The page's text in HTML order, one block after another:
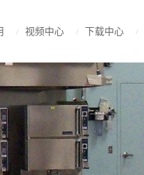
视频中心 下载中心